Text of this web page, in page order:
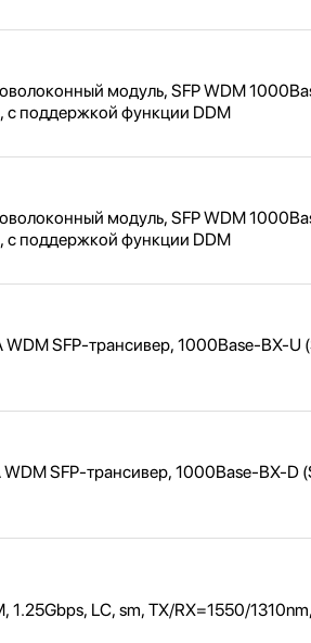
модуль, SFP WDM
с поддержкой функции DDM
модуль, SFP WDM
с поддержкой функции DDM
WDM SFP-трансивер, 1000Base-BX-U
WDM SFP-трансивер, 1000Base-BX-D
1.25Gbps, LC, sm, TX/RX=1550/